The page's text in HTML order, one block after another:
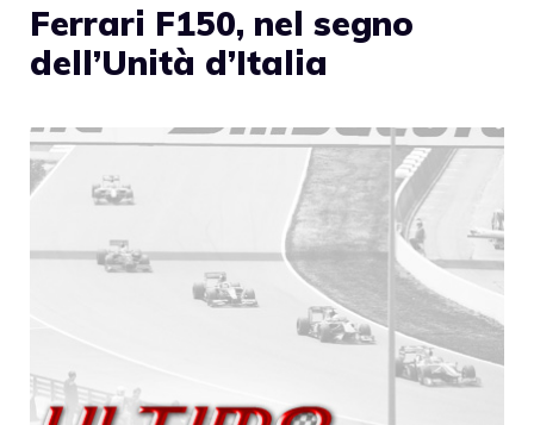
Ferrari F150, nel segno
dell’Unità d’Italia